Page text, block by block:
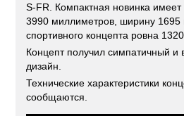
S-FR. Компактная новинка
3990 миллиметров, ширину 1695
спортивного концепта ровна
Концепт получил симпатичный и
дизайн.
Технические характеристики
сообщаются.